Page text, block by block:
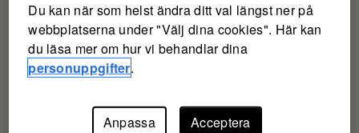
Du kan när som helst ändra ditt val längst ner på
webbplatserna under "Välj dina cookies". Här kan
du läsa mer om hur vi behandlar dina
personuppgifter.
Anpassa Acceptera